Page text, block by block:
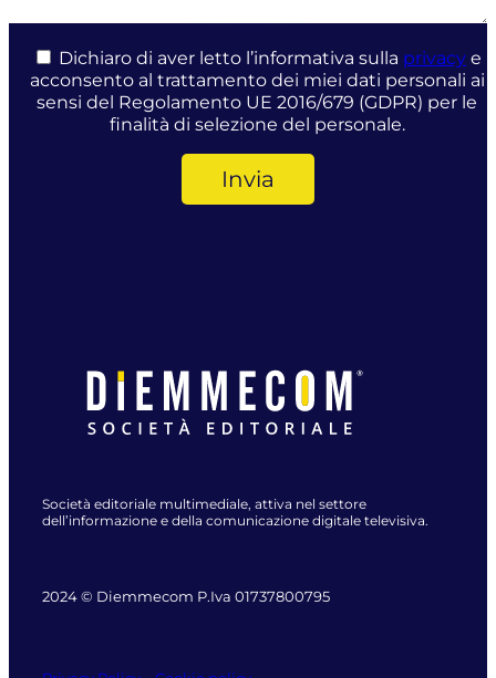
Dichiaro di aver letto l’informativa sulla privacy e
acconsento al trattamento dei miei dati personali ai
sensi del Regolamento UE 2016/679 (GDPR) per le
finalità di selezione del personale.
Società editoriale multimediale, attiva nel settore
dell’informazione e della comunicazione digitale televisiva.
2024 © Diemmecom P.Iva 01737800795